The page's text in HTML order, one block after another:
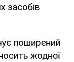
засобів
поширений
жодної